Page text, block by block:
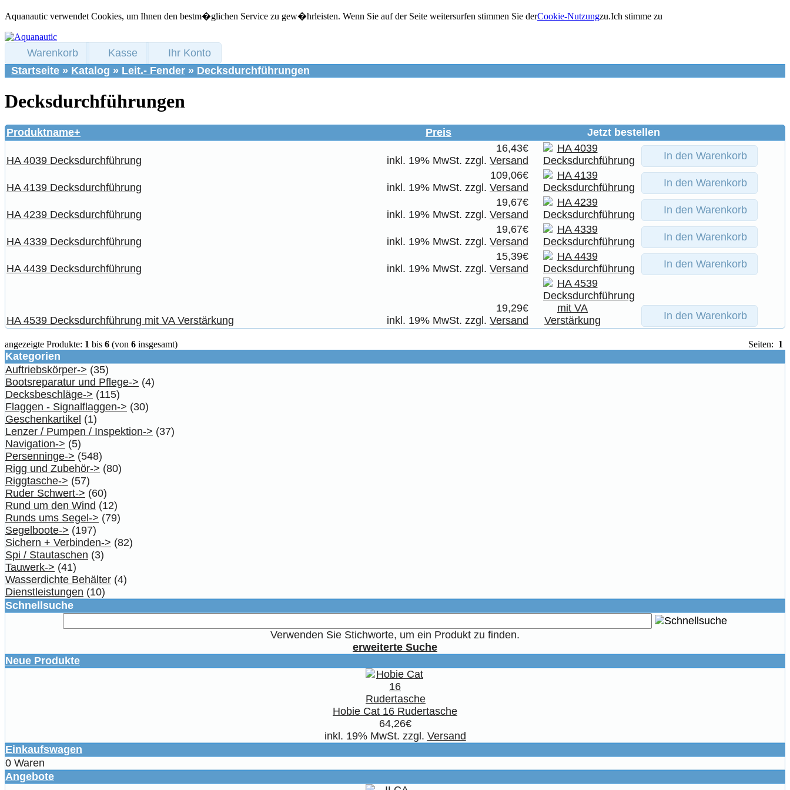
Aquanautic verwendet Cookies, um Ihnen den bestm�glichen Service zu gew�hrleisten. Wenn Sie auf der Seite weitersurfen stimmen Sie derCookie-Nutzungzu.Ich stimme zu
Warenkorb Kasse
Ihr Konto
Startseite » Katalog » Leit.- Fender » Decksdurchführungen
Decksdurchführungen
Produktname+ Preis Jetzt bestellen
HA 4039 Decksdurchführung
16,43€
inkl. 19% MwSt. zzgl. Versand In den Warenkorb
HA 4139 Decksdurchführung
109,06€
inkl. 19% MwSt. zzgl. Versand In den Warenkorb
HA 4239 Decksdurchführung
19,67€
inkl. 19% MwSt. zzgl. Versand In den Warenkorb
HA 4339 Decksdurchführung
19,67€
inkl. 19% MwSt. zzgl. Versand In den Warenkorb
HA 4439 Decksdurchführung
15,39€
inkl. 19% MwSt. zzgl. Versand In den Warenkorb
HA 4539 Decksdurchführung mit VA Verstärkung
19,29€
inkl. 19% MwSt. zzgl. Versand In den Warenkorb
Seiten: 1
angezeigte Produkte: 1 bis 6 (von 6 insgesamt)
Kategorien
Auftriebskörper-> (35)
Bootsreparatur und Pflege-> (4)
Decksbeschläge-> (115)
Flaggen - Signalflaggen-> (30)
Geschenkartikel (1)
Lenzer / Pumpen / Inspektion-> (37)
Navigation-> (5)
Persenninge-> (548)
Rigg und Zubehör-> (80)
Riggtasche-> (57)
Ruder Schwert-> (60)
Rund um den Wind (12)
Runds ums Segel-> (79)
Segelboote-> (197)
Sichern + Verbinden-> (82)
Spi / Stautaschen (3)
Tauwerk-> (41)
Wasserdichte Behälter (4)
Dienstleistungen (10)
Schnellsuche
Verwenden Sie Stichworte, um ein Produkt zu finden.
erweiterte Suche
Neue Produkte
Hobie Cat 16 Rudertasche
64,26€
inkl. 19% MwSt. zzgl. Versand
Einkaufswagen
0 Waren
Angebote